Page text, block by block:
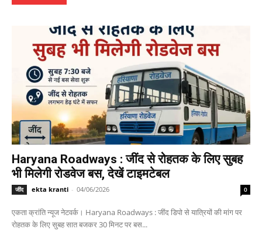
Haryana Roadways : जींद से रोहतक के लिए सुबह
भी मिलेगी रोडवेज बस, देखें टाइमटेबल
जींद ekta kranti - 04/06/2026 0
एकता क्रांति न्यूज नेटवर्क। Haryana Roadways : जींद डिपो से यात्रियों की मांग पर
रोहतक के लिए सुबह सात बजकर 30 मिनट पर बस...